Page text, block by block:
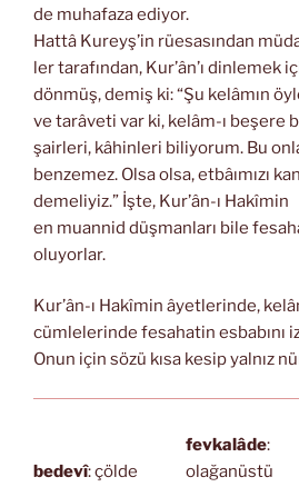
de muhafaza ediyor.
Hattâ Kureyş’in rüesasından
ler tarafından, Kur’ân’ı dinlemek
dönmüş, demiş ki: “Şu kelâmın
ve tarâveti var ki, kelâm-ı beşere
şairleri, kâhinleri biliyorum. Bu
benzemez. Olsa olsa, etbâımızı
demeliyiz.” İşte, Kur’ân-ı Hakîmin
en muannid düşmanları bile
oluyorlar.
Kur’ân-ı Hakîmin âyetlerinde,
cümlelerinde fesahatin esbabını
Onun için sözü kısa kesip yalnız
bedevî: çölde
fevkalâde:
olağanüstü